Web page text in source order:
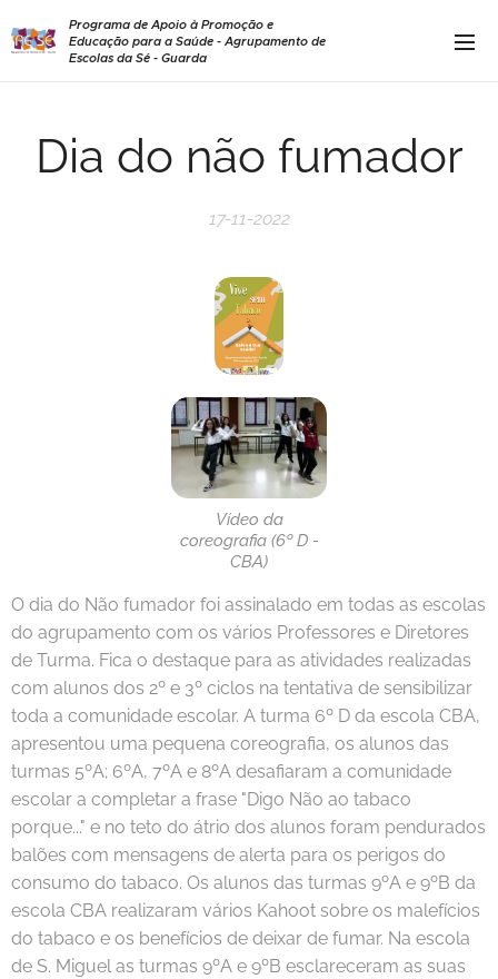
Programa de Apoio à Promoção e
Educação para a Saúde - Agrupamento de
Escolas da Sé - Guarda
Dia do não fumador
17-11-2022
Vídeo da
coreografia (6º D -
CBA)
O dia do Não fumador foi assinalado em todas as escolas
do agrupamento com os vários Professores e Diretores
de Turma. Fica o destaque para as atividades realizadas
com alunos dos 2º e 3º ciclos na tentativa de sensibilizar
toda a comunidade escolar. A turma 6º D da escola CBA,
apresentou uma pequena coreografia, os alunos das
turmas 5ºA; 6ºA, 7ºA e 8ºA desafiaram a comunidade
escolar a completar a frase "Digo Não ao tabaco
porque..." e no teto do átrio dos alunos foram pendurados
balões com mensagens de alerta para os perigos do
consumo do tabaco. Os alunos das turmas 9ºA e 9ºB da
escola CBA realizaram vários Kahoot sobre os malefícios
do tabaco e os benefícios de deixar de fumar. Na escola
de S. Miguel as turmas 9ºA e 9ºB esclareceram as suas